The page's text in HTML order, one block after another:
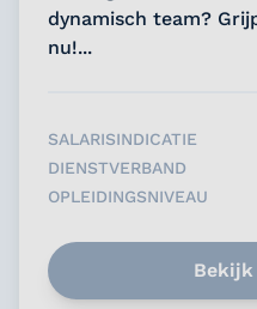
dynamisch team?
nu!...
SALARISINDICATIE
DIENSTVERBAND
OPLEIDINGSNIVEAU